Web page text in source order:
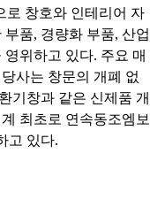
로 창호와 인테리어 자
품, 경량화 부품, 산업
위하고 있다. 주요 매
사는 창문의 개폐 없
기창과 같은 신제품 개
최초로 연속동조엠보
고 있다.